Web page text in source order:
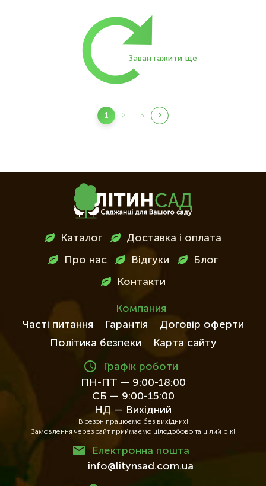
Розбивка
сторінки
Завантажити ще
Поточна
1
2
Page
3
Каталог Доставка і оплата
Про нас Відгуки Блог
Контакти
Компания
Часті питання
Гарантія
Договір оферти
Політика безпеки
Карта сайту
Графік роботи
ПН-ПТ — 9:00-18:00
СБ — 9:00-15:00
НД — Вихідний
В сезон працюємо без вихідних!
Замовлення через сайт приймаємо цілодобово та цілий рік!
Електронна пошта
info@litynsad.com.ua